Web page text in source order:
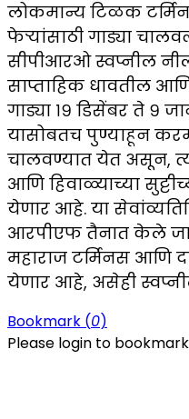
लोकमान्य टिळक
फेऱ्यांसाठी गाड्या
सीपीआरओ स्वप्नील
साप्ताहिक धावतील
गाड्या १९ डिसेंबर ते ९
यासोबतच पुण्याहून
चालवण्यात येत असून,
आणि हिवाळ्याच्या
येणार आहे. या
आरपीएफ तैनात केले
महाराज टर्मिनस आणि
येणार आहे, असेही
Bookmark (0)
Please login to bookmark